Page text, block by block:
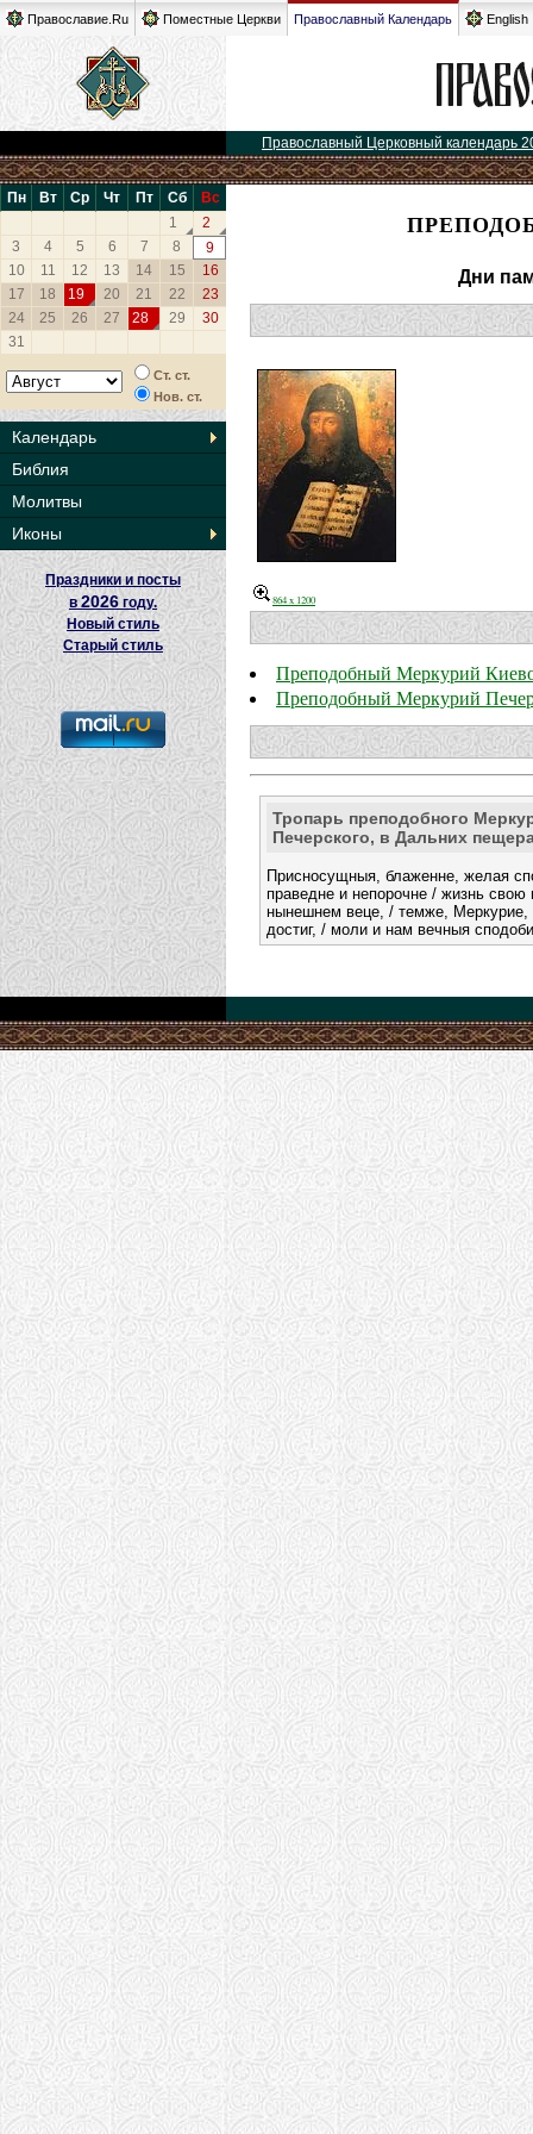
Православие.Ru Поместные Церкви Православный Календарь English
Православный Церковный календарь
Пн Вт Ср Чт Пт Сб
Вс
1
2
3
4 5 6 7 8
9
10
11 12 13 14 15
16
17
18 19 20 21 22
23
24
25 26 27 28 29
30
31
Ст. ст.
Нов. ст.
Календарь
Библия
Молитвы
Иконы
Праздники и посты
в2026 году.
Новый стиль
Старый стиль
Дни
864 x 1200
Преподобный Меркурий
Преподобный Меркурий
Тропарь преподобного
Печерского, в Дальних
Присносущныя, блаженне, желая
праведне и непорочне / жизнь свою
нынешнем веце, / темже, Меркурие,
достиг, / моли и нам вечныя